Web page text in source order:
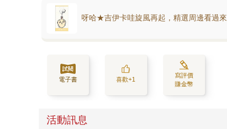
呀哈★吉伊卡哇旋風再起，精選周邊看過來
電子書 喜歡+1
寫評價
賺金幣
活動訊息